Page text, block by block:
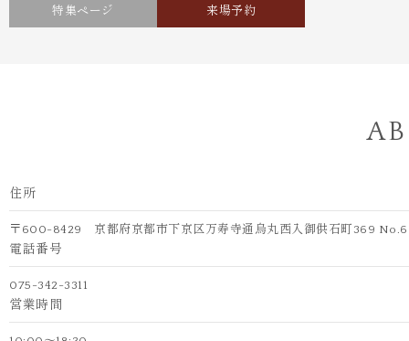
特集ページ 来場予約
住所
〒600-8429 京都府京都市下京区万寿寺通烏丸西入御供石町369
電話番号
075-342-3311
営業時間